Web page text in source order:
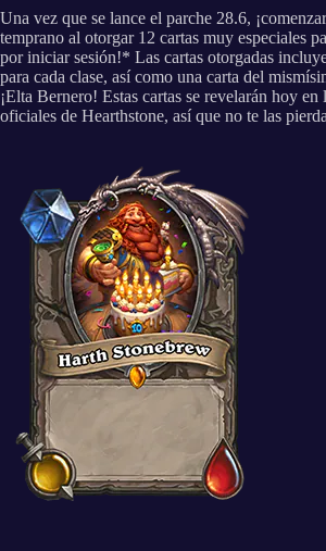
Una vez que se lance el parche 28.6,
temprano al otorgar 12 cartas muy especiales
por iniciar sesión!* Las cartas otorgadas
para cada clase, así como una carta del
¡Elta Bernero! Estas cartas se revelarán hoy en
oficiales de Hearthstone, así que no te las